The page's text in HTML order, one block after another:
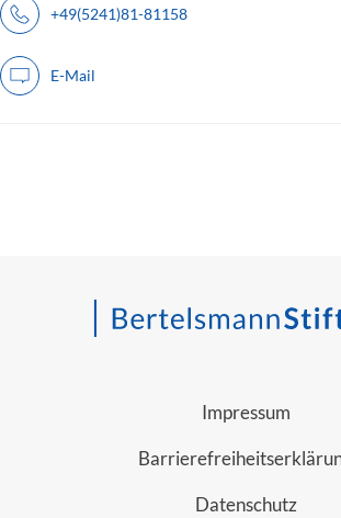
+49(5241)81-81158
E-Mail
Impressum
Datenschutz